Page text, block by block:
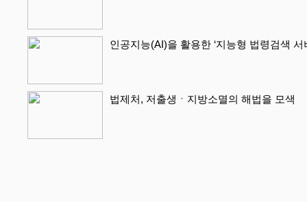
인공지능(AI)을 활용한 ‘지능형 법령검색 서
법제처, 저출생ㆍ지방소멸의 해법을 모색